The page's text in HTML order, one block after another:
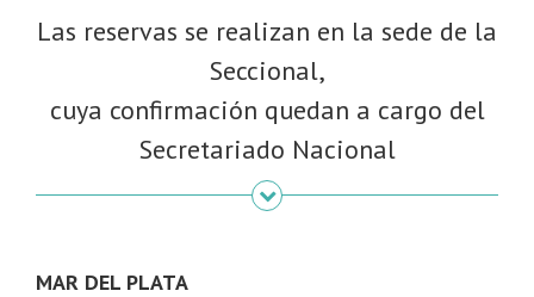
Las reservas se realizan en la sede de la
Seccional,
cuya confirmación quedan a cargo del
Secretariado Nacional
MAR DEL PLATA